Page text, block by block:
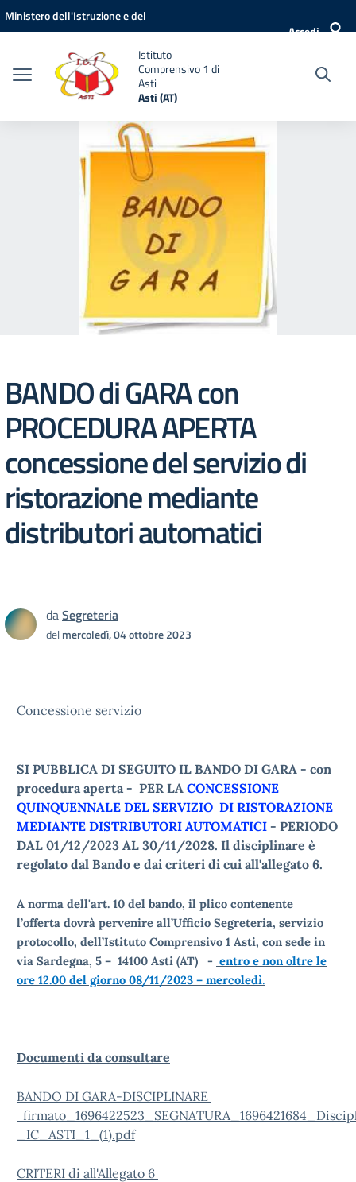
Vai ai contenuti
Vai al menu di navigazione
Vai al footer
Ministero dell'Istruzione e del
Accedi
Istituto
Comprensivo 1 di
Asti
Asti (AT)
BANDO di GARA con
PROCEDURA APERTA
concessione del servizio di
ristorazione mediante
distributori automatici
daSegreteria
delmercoledì, 04 ottobre 2023
Concessione servizio
SI PUBBLICA DI SEGUITO IL BANDO DI GARA - con
procedura aperta - PER LA CONCESSIONE
QUINQUENNALE DEL SERVIZIO DI RISTORAZIONE
MEDIANTE DISTRIBUTORI AUTOMATICI - PERIODO
DAL 01/12/2023 AL 30/11/2028. Il disciplinare è
regolato dal Bando e dai criteri di cui all'allegato 6.
A norma dell'art. 10 del bando, il plico contenente
l’offerta dovrà pervenire all’Ufficio Segreteria, servizio
protocollo, dell’Istituto Comprensivo 1 Asti, con sede in
via Sardegna, 5 – 14100 Asti (AT)
- entro e non oltre le
ore 12.00 del giorno 08/11/2023 – mercoledì.
Documenti da consultare
BANDO DI GARA-DISCIPLINARE
f
_IC_ASTI_1_(1).pdf
CRITERI di all'Allegato 6